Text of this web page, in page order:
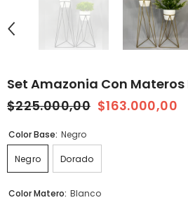
Set Amazonia Con
$225.000,00 $163.000,00
Color Base: Negro
Negro Dorado
Color Matero: Blanco